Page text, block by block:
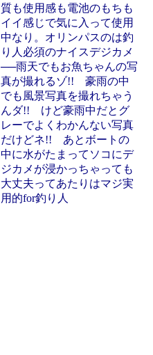
質も使用感も電池のもちも
イイ感じで気に入って使用
中なり。オリンパスのは釣
り人必須のナイスデジカメ
──雨天でもお魚ちゃんの写
真が撮れるゾ!! 豪雨の中
でも風景写真を撮れちゃう
んダ!! けど豪雨中だとグ
レーでよくわかんない写真
だけどネ!! あとボートの
中に水がたまってソコにデ
ジカメが浸かっちゃっても
大丈夫ってあたりはマジ実
用的for釣り人